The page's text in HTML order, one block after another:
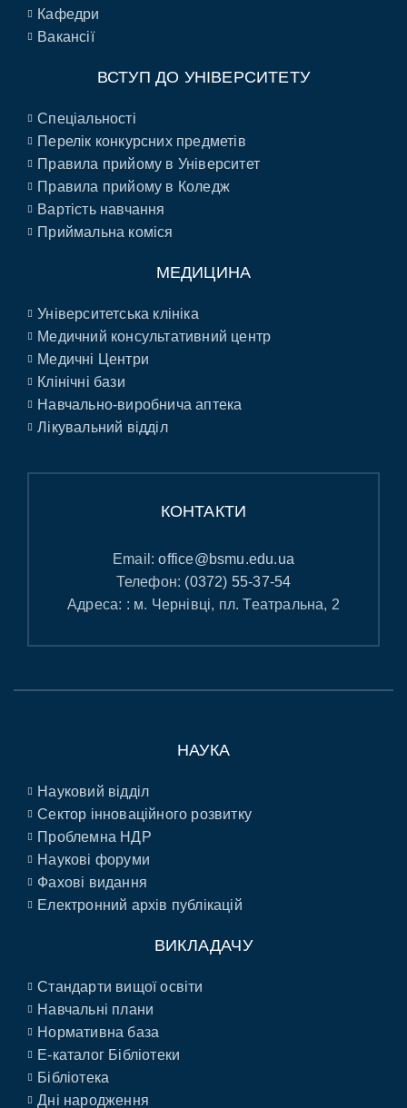
Кафедри
Вакансії
ВСТУП ДО УНІВЕРСИТЕТУ
Спеціальності
Перелік конкурсних предметів
Правила прийому в Університет
Правила прийому в Коледж
Вартість навчання
Приймальна коміся
МЕДИЦИНА
Університетська клініка
Медичний консультативний центр
Медичні Центри
Клінічні бази
Навчально-виробнича аптека
Лікувальний відділ
КОНТАКТИ
Email:office@bsmu.edu.ua
Телефон: (0372) 55-37-54
Адреса: : м. Чернівці, пл. Театральна, 2
НАУКА
Науковий відділ
Сектор інноваційного розвитку
Проблемна НДР
Наукові форуми
Фахові видання
Електронний архів публікацій
ВИКЛАДАЧУ
Стандарти вищої освіти
Навчальні плани
Нормативна база
E-каталог Бібліотеки
Бібліотека
Дні народження